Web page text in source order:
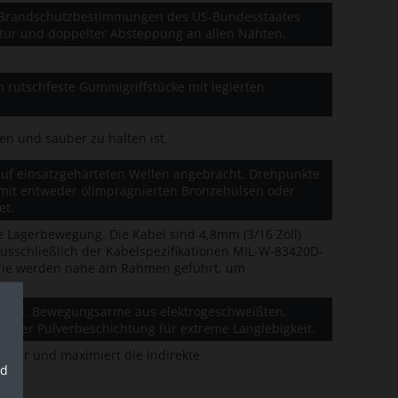
des US-Bundesstaates
und doppelter Absteppung an allen Nähten.
rutschfeste Gummigriffstücke mit legierten
und sauber zu halten ist.
einsatzgehärteten Wellen angebracht. Drehpunkte
entweder ölimprägnierten Bronzehülsen oder
Die Kabel sind 4,8mm (3/16 Zoll)
der Kabelspezifikationen MIL-W-83420D-
werden nahe am Rahmen geführt, um
Bewegungsarme aus elektrogeschweißten,
Pulverbeschichtung für extreme Langlebigkeit.
und maximiert die indirekte